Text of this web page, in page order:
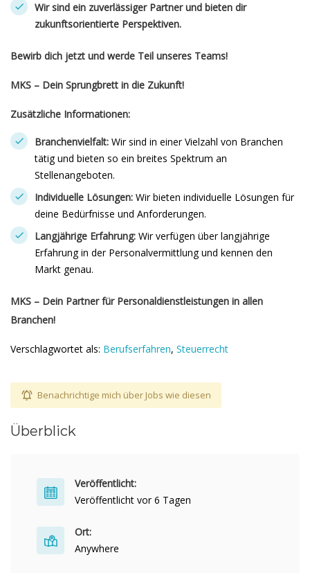
Wir sind ein zuverlässiger Partner und bieten dir
zukunftsorientierte Perspektiven.
Bewirb dich jetzt und werde Teil unseres Teams!
MKS – Dein Sprungbrett in die Zukunft!
Zusätzliche Informationen:
Branchenvielfalt: Wir sind in einer Vielzahl von Branchen
tätig und bieten so ein breites Spektrum an
Stellenangeboten.
Individuelle Lösungen: Wir bieten individuelle Lösungen für
deine Bedürfnisse und Anforderungen.
Langjährige Erfahrung: Wir verfügen über langjährige
Erfahrung in der Personalvermittlung und kennen den
Markt genau.
MKS – Dein Partner für Personaldienstleistungen in allen
Branchen!
Verschlagwortet als: Berufserfahren, Steuerrecht
Benachrichtige mich über Jobs wie diesen
Überblick
Veröffentlicht:
Veröffentlicht vor 6 Tagen
Ort:
Anywhere